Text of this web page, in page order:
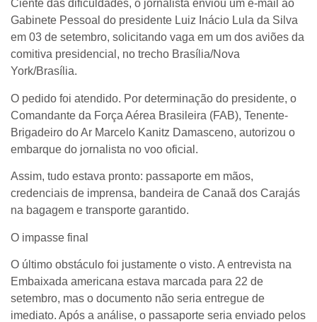
Ciente das dificuldades, o jornalista enviou um e-mail ao
Gabinete Pessoal do presidente Luiz Inácio Lula da Silva
em 03 de setembro, solicitando vaga em um dos aviões da
comitiva presidencial, no trecho Brasília/Nova
York/Brasília.
O pedido foi atendido. Por determinação do presidente, o
Comandante da Força Aérea Brasileira (FAB), Tenente-
Brigadeiro do Ar Marcelo Kanitz Damasceno, autorizou o
embarque do jornalista no voo oficial.
Assim, tudo estava pronto: passaporte em mãos,
credenciais de imprensa, bandeira de Canaã dos Carajás
na bagagem e transporte garantido.
O impasse final
O último obstáculo foi justamente o visto. A entrevista na
Embaixada americana estava marcada para 22 de
setembro, mas o documento não seria entregue de
imediato. Após a análise, o passaporte seria enviado pelos